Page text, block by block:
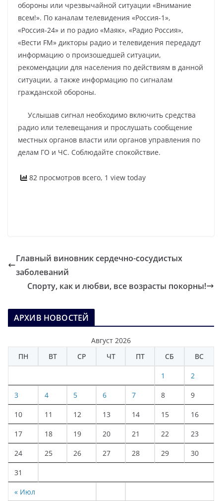
обороны или чрезвычайной ситуации «Внимание
всем!». По каналам телевидения «Россия-1»,
«Россия-24» и по радио «Маяк», «Радио Россия»,
«Вести FM» дикторы радио и телевидения передадут
информацию о произошедшей ситуации,
рекомендации для населения по действиям в данной
ситуации, а также информацию по сигналам
гражданской обороны.
Услышав сигнал необходимо включить средства
радио или телевещания и прослушать сообщение
местных органов власти или органов управления по
делам ГО и ЧС. Соблюдайте спокойствие.
82 просмотров всего, 1 view today
Главный виновник сердечно-сосудистых
заболеваний
Спорту, как и любви, все возрасты покорны!
АРХИВ НОВОСТЕЙ
Август 2026
ПН
ВТ СР ЧТ ПТ СБ ВС
« Июл
1 2
3 4 5 6 7 8 9
10 11 12 13 14 15 16
17 18 19 20 21 22 23
24 25 26 27 28 29 30
31